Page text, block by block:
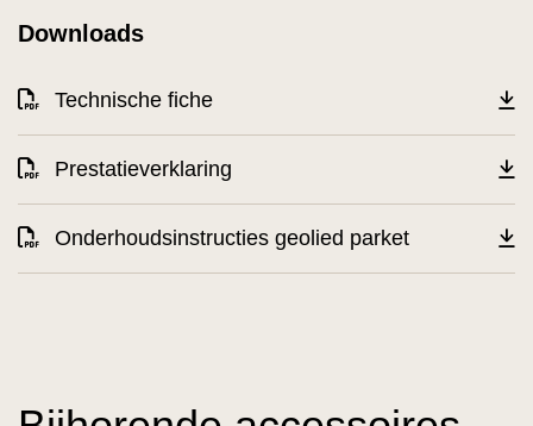
Downloads
Technische fiche
Prestatieverklaring
Onderhoudsinstructies geolied parket